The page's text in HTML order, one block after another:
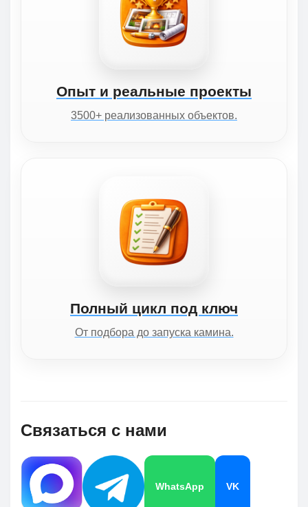
Опыт и реальные проекты
3500+ реализованных объектов.
Полный цикл под ключ
От подбора до запуска камина.
Связаться с нами
WhatsApp VK